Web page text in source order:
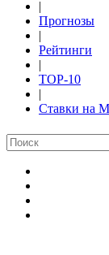
|
Прогнозы
|
Рейтинги
|
TOP-10
|
Ставки на